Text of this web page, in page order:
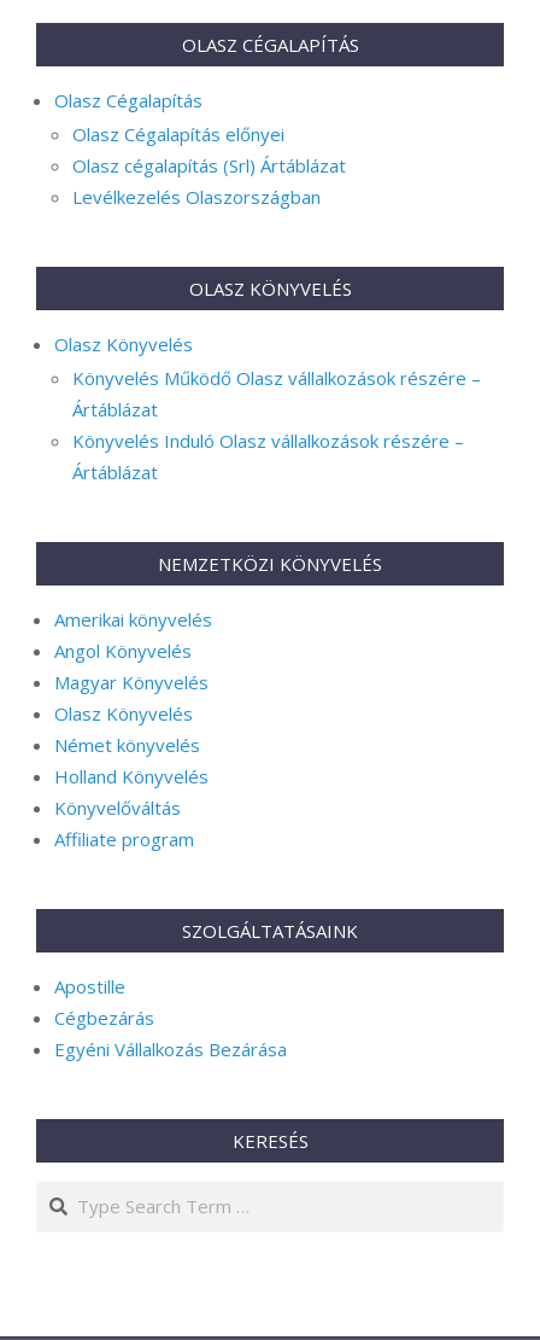
OLASZ CÉGALAPÍTÁS
Olasz Cégalapítás
Olasz Cégalapítás előnyei
Olasz cégalapítás (Srl) Ártáblázat
Levélkezelés Olaszországban
OLASZ KÖNYVELÉS
Olasz Könyvelés
Könyvelés Működő Olasz vállalkozások részére –
Ártáblázat
Könyvelés Induló Olasz vállalkozások részére –
Ártáblázat
NEMZETKÖZI KÖNYVELÉS
Amerikai könyvelés
Angol Könyvelés
Magyar Könyvelés
Olasz Könyvelés
Német könyvelés
Holland Könyvelés
Könyvelőváltás
Affiliate program
SZOLGÁLTATÁSAINK
Apostille
Cégbezárás
Egyéni Vállalkozás Bezárása
KERESÉS
Search